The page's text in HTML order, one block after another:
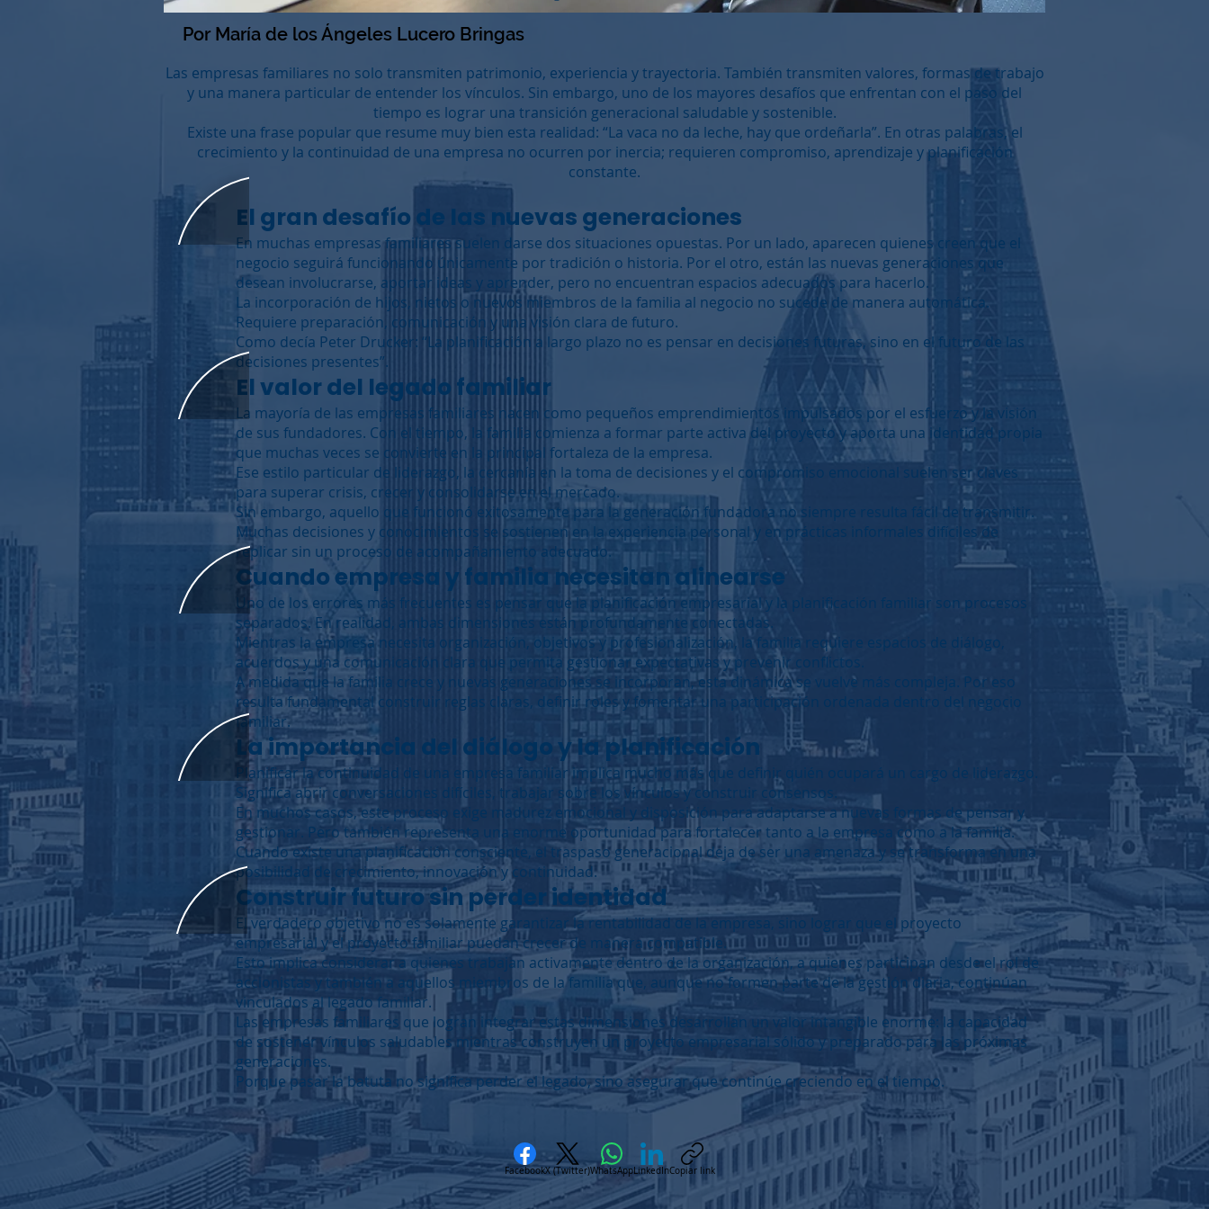
Por María de los Ángeles Lucero Bringas
Las empresas familiares no solo transmiten patrimonio, experiencia y trayectoria. También transmiten valores, formas de trabajo
y una manera particular de entender los vínculos. Sin embargo, uno de los mayores desafíos que enfrentan con el paso del
tiempo es lograr una transición generacional saludable y sostenible.
Existe una frase popular que resume muy bien esta realidad: “La vaca no da leche, hay que ordeñarla”. En otras palabras, el
crecimiento y la continuidad de una empresa no ocurren por inercia; requieren compromiso, aprendizaje y planificación
constante.
El gran desafío de las nuevas generaciones
En muchas empresas familiares suelen darse dos situaciones opuestas. Por un lado, aparecen quienes creen que el
negocio seguirá funcionando únicamente por tradición o historia. Por el otro, están las nuevas generaciones que
desean involucrarse, aportar ideas y aprender, pero no encuentran espacios adecuados para hacerlo.
La incorporación de hijos, nietos o nuevos miembros de la familia al negocio no sucede de manera automática.
Requiere preparación, comunicación y una visión clara de futuro.
Como decía Peter Drucker: “La planificación a largo plazo no es pensar en decisiones futuras, sino en el futuro de las
decisiones presentes”.
El valor del legado familiar
La mayoría de las empresas familiares nacen como pequeños emprendimientos impulsados por el esfuerzo y la visión
de sus fundadores. Con el tiempo, la familia comienza a formar parte activa del proyecto y aporta una identidad propia
que muchas veces se convierte en la principal fortaleza de la empresa.
Ese estilo particular de liderazgo, la cercanía en la toma de decisiones y el compromiso emocional suelen ser claves
para superar crisis, crecer y consolidarse en el mercado.
Sin embargo, aquello que funcionó exitosamente para la generación fundadora no siempre resulta fácil de transmitir.
Muchas decisiones y conocimientos se sostienen en la experiencia personal y en prácticas informales difíciles de
replicar sin un proceso de acompañamiento adecuado.
Cuando empresa y familia necesitan alinearse
Uno de los errores más frecuentes es pensar que la planificación empresarial y la planificación familiar son procesos
separados. En realidad, ambas dimensiones están profundamente conectadas.
Mientras la empresa necesita organización, objetivos y profesionalización, la familia requiere espacios de diálogo,
acuerdos y una comunicación clara que permita gestionar expectativas y prevenir conflictos.
A medida que la familia crece y nuevas generaciones se incorporan, esta dinámica se vuelve más compleja. Por eso
resulta fundamental construir reglas claras, definir roles y fomentar una participación ordenada dentro del negocio
familiar.
La importancia del diálogo y la planificación
Planificar la continuidad de una empresa familiar implica mucho más que definir quién ocupará un cargo de liderazgo.
Significa abrir conversaciones difíciles, trabajar sobre los vínculos y construir consensos.
En muchos casos, este proceso exige madurez emocional y disposición para adaptarse a nuevas formas de pensar y
gestionar. Pero también representa una enorme oportunidad para fortalecer tanto a la empresa como a la familia.
Cuando existe una planificación consciente, el traspaso generacional deja de ser una amenaza y se transforma en una
posibilidad de crecimiento, innovación y continuidad.
Construir futuro sin perder identidad
El verdadero objetivo no es solamente garantizar la rentabilidad de la empresa, sino lograr que el proyecto
empresarial y el proyecto familiar puedan crecer de manera compatible.
Esto implica considerar a quienes trabajan activamente dentro de la organización, a quienes participan desde el rol de
accionistas y también a aquellos miembros de la familia que, aunque no formen parte de la gestión diaria, continúan
vinculados al legado familiar.
Las empresas familiares que logran integrar estas dimensiones desarrollan un valor intangible enorme: la capacidad
de sostener vínculos saludables mientras construyen un proyecto empresarial sólido y preparado para las próximas
generaciones.
Porque pasar la batuta no significa perder el legado, sino asegurar que continúe creciendo en el tiempo.
FacebookX (Twitter)WhatsAppLinkedInCopiar link